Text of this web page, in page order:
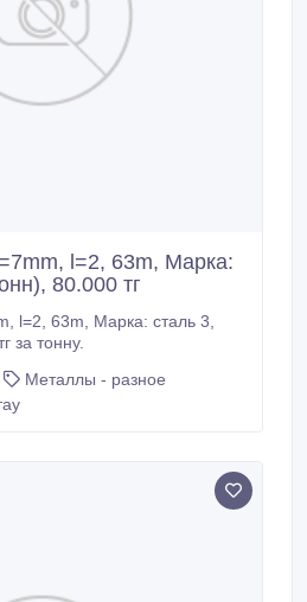
l=2, 63m, Марка:
80.000 тг
3,
тг за тонну.
Металлы - разное